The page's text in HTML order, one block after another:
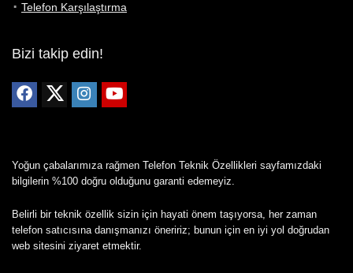
Telefon Karşılaştırma
Bizi takip edin!
Yoğun çabalarımıza rağmen Telefon Teknik Özellikleri sayfamızdaki
bilgilerin %100 doğru olduğunu garanti edemeyiz.
Belirli bir teknik özellik sizin için hayati önem taşıyorsa, her zaman
telefon satıcısına danışmanızı öneririz; bunun için en iyi yol doğrudan
web sitesini ziyaret etmektir.